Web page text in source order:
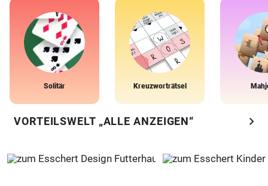
Solitär Kreuzworträtsel
VORTEILSWELT „ALLE ANZEIGEN“ chevron_right